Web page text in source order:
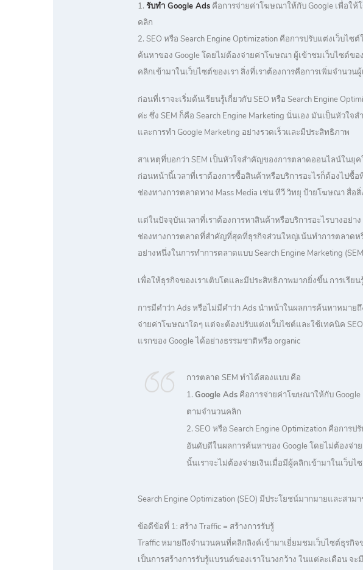
1. รับทำ Google Ads คือการจ่ายค่าโฆษณาให้กับ Google เพื่อใ
คลิก
2. SEO หรือ Search Engine Optimization คือการปรับแต่งเว็บ
ค้นหาของ Google โดยไม่ต้องจ่ายค่าโฆษณา ผู้เข้าชมเว็บไซต์ข
คลิกเข้ามาในเว็บไซต์ของเรา สิ่งที่เราต้องการคือการเพิ่มจำนว
ก่อนที่เราจะเริ่มต้นเรียนรู้เกี่ยวกับ SEO หรือ Search Engine
ค่ะ ซึ่ง SEM ก็คือ Search Engine Marketing นั่นเอง มันเป็นหัว
และการทำ Google Marketing อย่างรวดเร็วและมีประสิทธิภาพ
สาเหตุที่บอกว่า SEM เป็นหัวใจสำคัญของการตลาดออนไลน์ใน
ก่อนหน้านี้เวลาที่เราต้องการซื้อสินค้าหรือบริการอะไรก็ต้องไป
ช่องทางการตลาดทาง Mass Media เช่น ทีวี วิทยุ ป้ายโฆษณา สื่
แต่ในปัจจุบันเวลาที่เราต้องการหาสินค้าหรือบริการอะไรบางอย่
ช่องทางการตลาดที่สำคัญที่สุดที่ธุรกิจส่วนใหญ่เน้นทำการตลาดหรื
อย่างหนึ่งในการทำการตลาดแบบ Search Engine Marketing
เพื่อให้ธุรกิจของเราเติบโตและมีประสิทธิภาพมากยิ่งขึ้น การเรีย
การมีคำว่า Ads หรือไม่มีคำว่า Ads นำหน้าในผลการค้นหาหมา
จ่ายค่าโฆษณาใดๆ แต่จะต้องปรับแต่งเว็บไซต์และใช้เทคนิค
แรกของ Google ได้อย่างธรรมชาติหรือ organic
การตลาด SEM ทำได้สองแบบ คือ
1. Google Ads คือการจ่ายค่าโฆษณาให้กับ
ตามจำนวนคลิก
2. SEO หรือ Search Engine Optimization คือกา
อันดับดีในผลการค้นหาของ Google โดยไม่ต้องจ่
นั้นเราจะไม่ต้องจ่ายเงินเมื่อมีผู้คลิกเข้ามาในเว็บไ
Search Engine Optimization (SEO) มีประโยชน์มากมายและส
ข้อดีข้อที่ 1: สร้าง Traffic = สร้างการรับรู้
Traffic หมายถึงจำนวนคนที่คลิกลิงค์เข้ามาเยี่ยมชมเว็บไซต์ธุรกิจ
เป็นการสร้างการรับรู้แบรนด์ของเราในวงกว้าง ในแต่ละเดือน